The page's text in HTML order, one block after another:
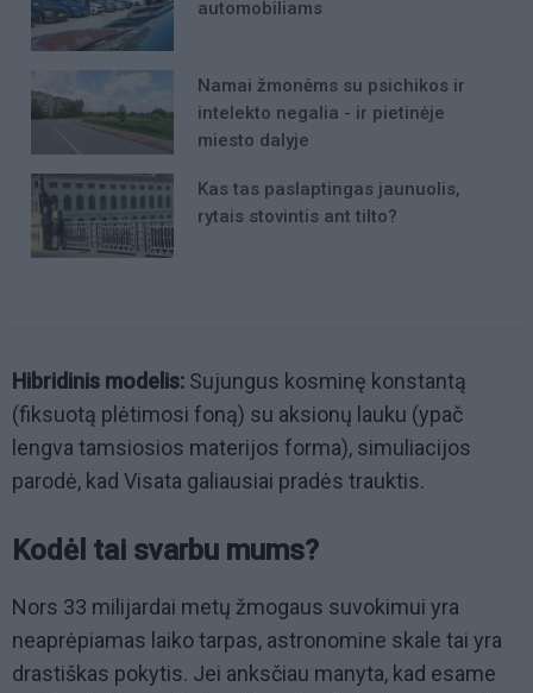
automobiliams
Namai žmonėms su psichikos ir
intelekto negalia - ir pietinėje
miesto dalyje
Kas tas paslaptingas jaunuolis,
rytais stovintis ant tilto?
Hibridinis modelis: Sujungus kosminę konstantą
(fiksuotą plėtimosi foną) su aksionų lauku (ypač
lengva tamsiosios materijos forma), simuliacijos
parodė, kad Visata galiausiai pradės trauktis.
Kodėl tai svarbu mums?
Nors 33 milijardai metų žmogaus suvokimui yra
neaprėpiamas laiko tarpas, astronomine skale tai yra
drastiškas pokytis. Jei anksčiau manyta, kad esame